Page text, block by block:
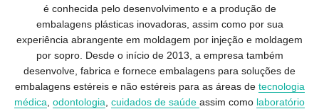
é conhecida pelo desenvolvimento e a produção de
embalagens plásticas inovadoras, assim como por sua
experiência abrangente em moldagem por injeção e moldagem
por sopro. Desde o início de 2013, a empresa também
desenvolve, fabrica e fornece embalagens para soluções de
embalagens estéreis e não estéreis para as áreas de tecnologia
médica, odontologia, cuidados de saúde assim como laboratório